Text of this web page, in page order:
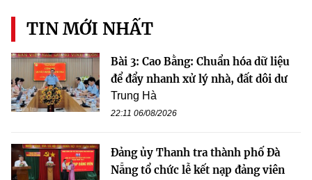
TIN MỚI NHẤT
Bài 3: Cao Bằng: Chuẩn hóa dữ liệu
để đẩy nhanh xử lý nhà, đất dôi dư
Trung Hà
22:11 06/08/2026
Đảng ủy Thanh tra thành phố Đà
Nẵng tổ chức lễ kết nạp đảng viên